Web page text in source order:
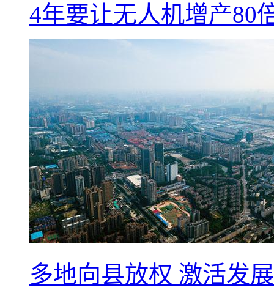
4年要让无人机增产80
多地向县放权 激活发